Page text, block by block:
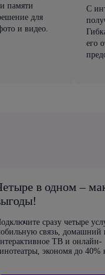
памяти
для
и видео.
С
его
в одном –
сразу четыре
связь, домашний
ТВ и онлайн-
экономя до 40%